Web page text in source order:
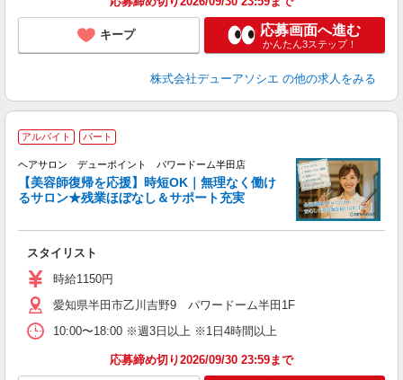
キープ 応募画面へ進む
かんたん3ステップ！
株式会社デューアソシエ の他の求人をみる
アルバイト パート
ヘアサロン デューポイント パワードーム半田店
【美容師復帰を応援】時短OK｜無理なく働け
るサロン★残業ほぼなし＆サポート充実
スタイリスト
時給1150円
愛知県半田市乙川吉野9 パワードーム半田1F
10:00〜18:00 ※週3日以上 ※1日4時間以上
応募締め切り2026/09/30 23:59まで